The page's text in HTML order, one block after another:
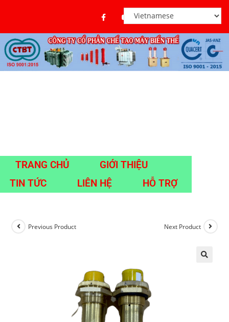
TRANG CHỦ
GIỚI THIỆU
TIN TỨC
LIÊN HỆ HỖ TRỢ
Previous Product Next Product